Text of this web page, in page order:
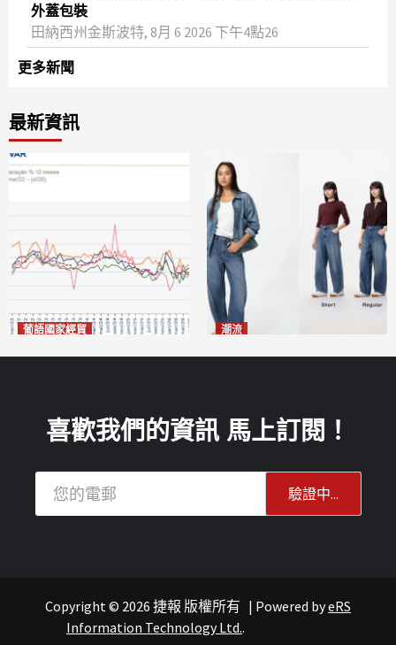
外蓋包裝
田納西州金斯波特, 8月 6 2026 下午4點26
更多新聞
最新資訊
葡語國家經貿 潮流
重點新聞 澳聞
喜歡我們的資訊 馬上訂閱！
Copyright © 2026 捷報 版權所有 | Powered byeRS
Information Technology Ltd..